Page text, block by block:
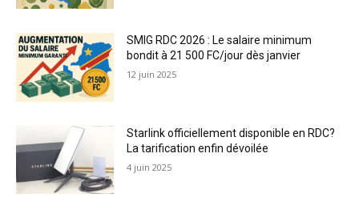
SMIG RDC 2026 : Le salaire minimum
bondit à 21 500 FC/jour dès janvier
12 juin 2025
Starlink officiellement disponible en RDC?
La tarification enfin dévoilée
4 juin 2025